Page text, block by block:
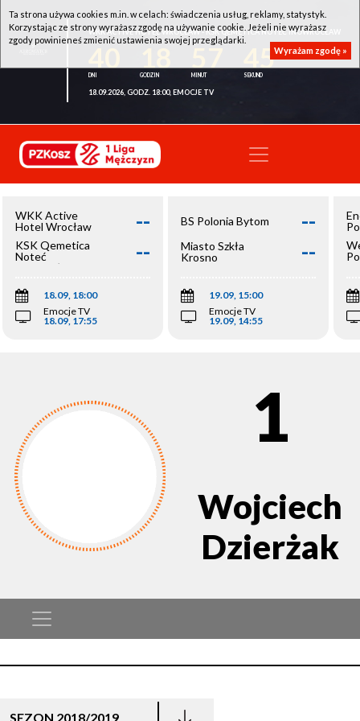
WKK ACTIVE HOTEL WROCŁAW - KSK QEMETICA NOTEĆ INOWROCŁAW
45
18.09.2026, GODZ. 18:00, EMOCJE TV
WKK Active
Hotel Wrocław
--
KSK Qemetica
Noteć
Inowrocław
--
18.09, 18:00
Emocje TV
18.09, 17:55
BS Polonia Bytom --
Miasto Szkła
Krosno
--
19.09, 15:00
Emocje TV
19.09, 14:55
1
Wojciech
Dzierżak
SEZON 2018/2019
Ta strona używa cookies m.in. w celach: świadczenia usług, reklamy, statystyk.
Korzystając ze strony wyrażasz zgodę na używanie cookie. Jeżeli nie wyrażasz
zgody powinieneś zmienić ustawienia swojej przeglądarki.
Wyrażam zgodę »